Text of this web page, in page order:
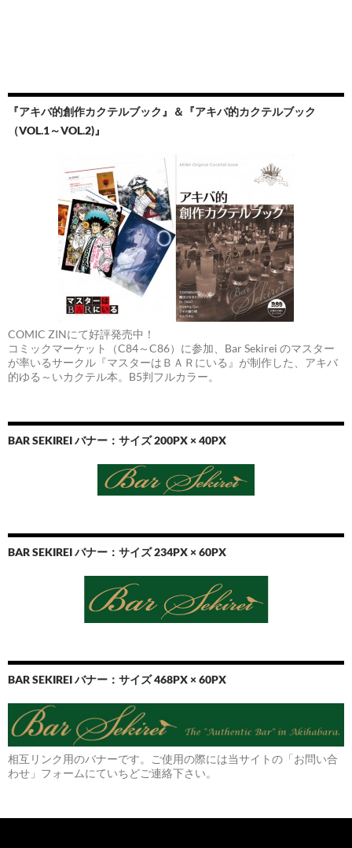
『アキバ的創作カクテルブック』＆『アキバ的カクテルブック
（VOL.1～VOL.2)』
COMIC ZINにて好評発売中！
コミックマーケット（C84～C86）に参加、Bar Sekirei のマスター
が率いるサークル『マスターはＢＡＲにいる』が制作した、アキバ
的ゆる～いカクテル本。B5判フルカラー。
BAR SEKIREI バナー：サイズ 200PX × 40PX
BAR SEKIREI バナー：サイズ 234PX × 60PX
BAR SEKIREI バナー：サイズ 468PX × 60PX
相互リンク用のバナーです。ご使用の際には当サイトの「お問い合
わせ」フォームにていちどご連絡下さい。